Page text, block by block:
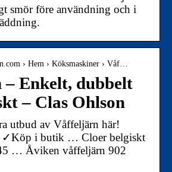
smör före användning och i
› Hem › Köksmaskiner › Våf…
Enkelt, dubbelt
– Clas Ohlson
utbud av Våffeljärn här!
i butik … Cloer belgiskt
… Åviken våffeljärn 902